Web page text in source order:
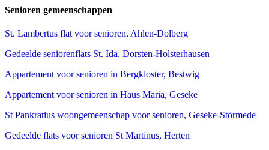
Senioren gemeenschappen
St. Lambertus flat voor senioren, Ahlen-Dolberg
Gedeelde seniorenflats St. Ida, Dorsten-Holsterhausen
Appartement voor senioren in Bergkloster, Bestwig
Appartement voor senioren in Haus Maria, Geseke
St Pankratius woongemeenschap voor senioren, Geseke-Störmede
Gedeelde flats voor senioren St Martinus, Herten